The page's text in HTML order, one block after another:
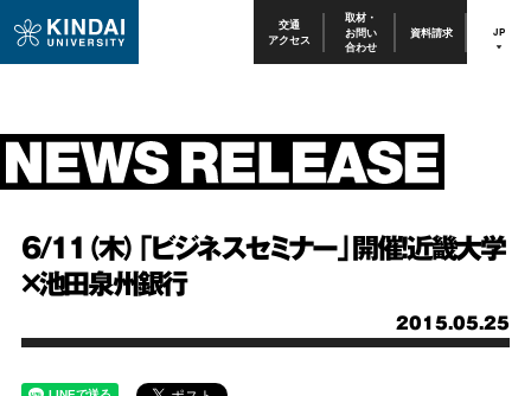
交通
アクセス
取材・
お問い
合わせ
資料請求 JP
6/11（木）「ビジネスセミナー」開催！近畿大学
×池田泉州銀行
2015.05.25